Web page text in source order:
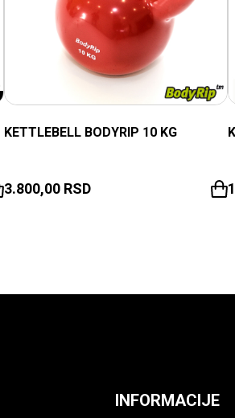
KETTLEBELL BODYRIP 10 KG
3.800,00 RSD
INFORMACIJE